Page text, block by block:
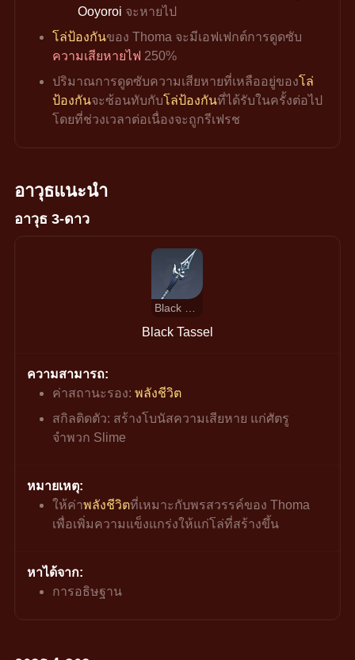
Ooyoroi จะหายไป
โล่ป้องกันของ Thoma จะมีเอฟเฟกต์การดูดซับ
ความเสียหายไฟ 250%
ปริมาณการดูดซับความเสียหายที่เหลืออยู่ของโล่
ป้องกันจะซ้อนทับกับโล่ป้องกันที่ได้รับในครั้งต่อไป
โดยที่ช่วงเวลาต่อเนื่องจะถูกรีเฟรช
อาวุธแนะนำ
อาวุธ 3-ดาว
Black Tassel
ความสามารถ:
ค่าสถานะรอง: พลังชีวิต
สกิลติดตัว: สร้างโบนัสความเสียหาย แก่ศัตรู
จำพวก Slime
หมายเหตุ:
ให้ค่าพลังชีวิตที่เหมาะกับพรสวรรค์ของ Thoma
เพื่อเพิ่มความแข็งแกร่งให้แก่โล่ที่สร้างขึ้น
หาได้จาก:
การอธิษฐาน